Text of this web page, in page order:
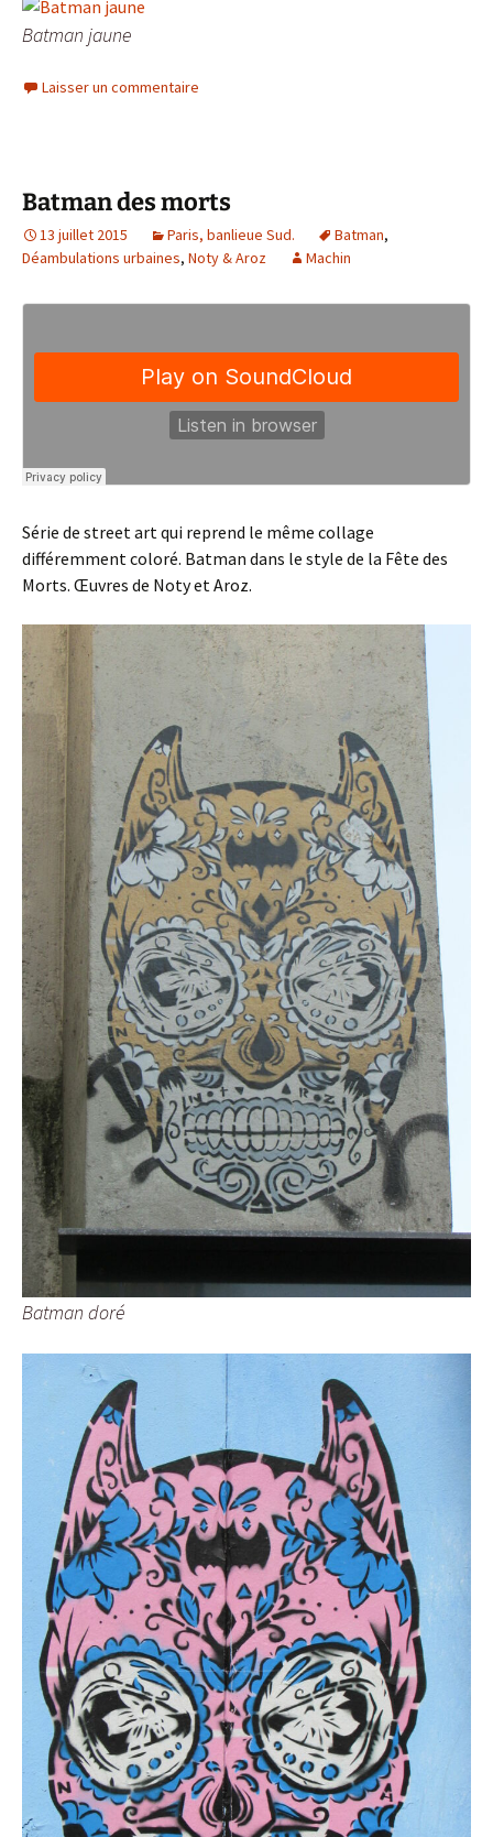
Batman jaune
Laisser un commentaire
Batman des morts
13 juillet 2015 Paris, banlieue Sud. Batman,
Déambulations urbaines, Noty & Aroz Machin
Série de street art qui reprend le même collage
différemment coloré. Batman dans le style de la Fête des
Morts. Œuvres de Noty et Aroz.
Batman doré